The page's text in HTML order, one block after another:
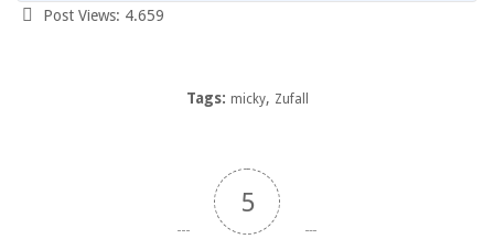
Post Views: 4.659
Tags: micky, Zufall
5